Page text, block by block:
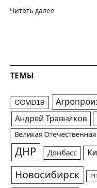
Читать далее
ТЕМЫ
COVID19
Андрей Травников
Великая
ДНР Донбасс
Новосибирск